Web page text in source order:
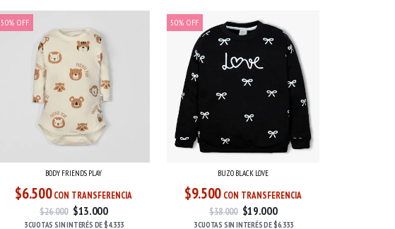
50%OFF
BODY FRIENDS PLAY
$6.500 CON TRANSFERENCIA
$26.000 $13.000
3 CUOTAS SIN INTERÉS DE$4.333
50%OFF
BUZO BLACK LOVE
$9.500 CON TRANSFERENCIA
$38.000 $19.000
3 CUOTAS SIN INTERÉSDE$6.333